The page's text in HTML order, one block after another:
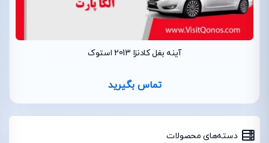
آینه بغل کادنزا 2013 استوک
تماس بگیرید
دسته‌های محصولات